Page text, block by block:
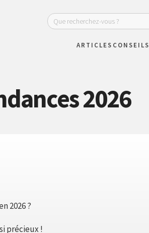
ARTICLES CONSEILS
2026
2026 ?
précieux !